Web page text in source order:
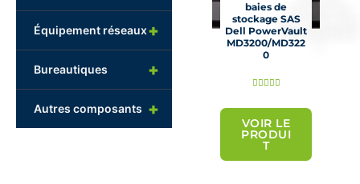
+
Équipement réseaux
+
Bureautiques
+
Autres composants
baies de
stockage SAS
Dell PowerVault
MD3200/MD322
0
N
é
VOIR LE
PRODUI
T